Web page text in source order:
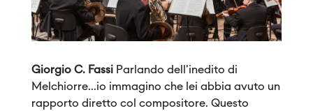
Giorgio C. Fassi Parlando dell'inedito di
Melchiorre...io immagino che lei abbia avuto un
rapporto diretto col compositore. Questo